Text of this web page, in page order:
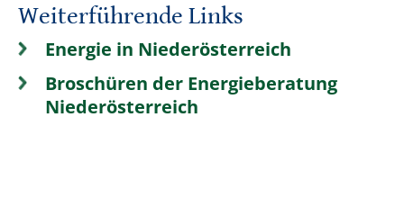
Weiterführende Links
Energie in Niederösterreich
Broschüren der Energieberatung
Niederösterreich